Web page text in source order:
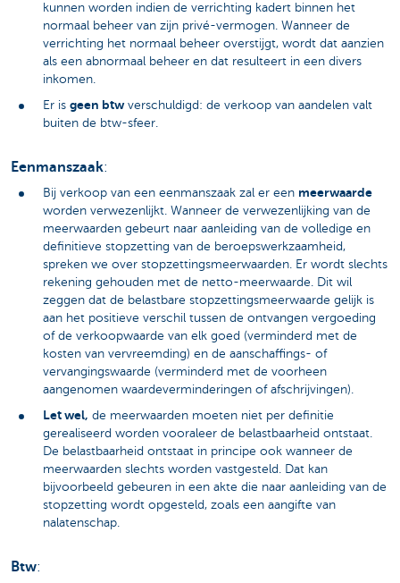
kunnen worden indien de verrichting kadert binnen het
normaal beheer van zijn privé-vermogen. Wanneer de
verrichting het normaal beheer overstijgt, wordt dat aanzien
als een abnormaal beheer en dat resulteert in een divers
inkomen.
Er is geen btwverschuldigd: de verkoop van aandelen valt
buiten de btw-sfeer.
Eenmanszaak:
Bij verkoop van een eenmanszaak zal er een meerwaarde
worden verwezenlijkt. Wanneer de verwezenlijking van de
meerwaarden gebeurt naar aanleiding van de volledige en
definitieve stopzetting van de beroepswerkzaamheid,
spreken we over stopzettingsmeerwaarden. Er wordt slechts
rekening gehouden met de netto-meerwaarde. Dit wil
zeggen dat de belastbare stopzettingsmeerwaarde gelijk is
aan het positieve verschil tussen de ontvangen vergoeding
of de verkoopwaarde van elk goed (verminderd met de
kosten van vervreemding) en de aanschaffings- of
vervangingswaarde (verminderd met de voorheen
aangenomen waardeverminderingen of afschrijvingen).
Let wel, de meerwaarden moeten niet per definitie
gerealiseerd worden vooraleer de belastbaarheid ontstaat.
De belastbaarheid ontstaat in principe ook wanneer de
meerwaarden slechts worden vastgesteld. Dat kan
bijvoorbeeld gebeuren in een akte die naar aanleiding van de
stopzetting wordt opgesteld, zoals een aangifte van
nalatenschap.
Btw: